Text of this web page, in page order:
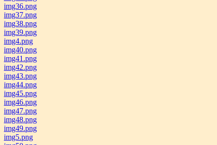
img36.png
img37.png
img38.png
img39.png
img4.png
img40.png
img41.png
img42.png
img43.png
img44.png
img45.png
img46.png
img47.png
img48.png
img49.png
img5.png